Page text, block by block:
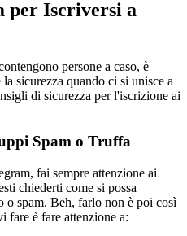
per Iscriversi a
persone a caso, è
sicurezza quando ci si unisce a
di sicurezza per l'iscrizione ai
Spam o Truffa
fai sempre attenzione ai
chiederti come si possa
o spam. Beh, farlo non è poi così
fare è fare attenzione a: